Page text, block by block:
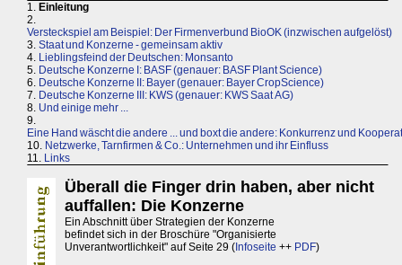
1. Einleitung
2.
Versteckspiel am Beispiel: Der Firmenverbund BioOK (inzwischen aufgelöst)
3. Staat und Konzerne - gemeinsam aktiv
4. Lieblingsfeind der Deutschen: Monsanto
5. Deutsche Konzerne I: BASF (genauer: BASF Plant Science)
6. Deutsche Konzerne II: Bayer (genauer: Bayer CropScience)
7. Deutsche Konzerne III: KWS (genauer: KWS Saat AG)
8. Und einige mehr ...
9.
Eine Hand wäscht die andere ... und boxt die andere: Konkurrenz und
10. Netzwerke, Tarnfirmen & Co.: Unternehmen und ihr Einfluss
11. Links
Überall die Finger drin haben, aber nicht
auffallen: Die Konzerne
Ein Abschnitt über Strategien der Konzerne
befindet sich in der Broschüre "Organisierte
Unverantwortlichkeit" auf Seite 29 ( Infoseite ++ PDF)